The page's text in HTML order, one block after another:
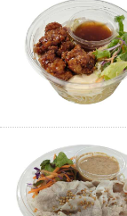
モバイルWi-Fiバ
荷物預かりサービ
ソフトバンクギフ